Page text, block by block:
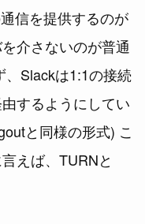
信を提供するのが
介さないのが普通
、Slackは1:1の接続
するようにしてい
と同様の形式) こ
えば、TURNと